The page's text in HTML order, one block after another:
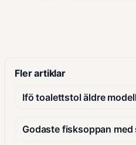
Fler artiklar
Ifö toalettstol äldre
Godaste fisksoppan